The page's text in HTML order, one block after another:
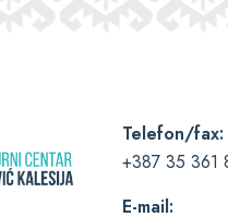
Telefon/fax:
+387 35 361
E-mail: